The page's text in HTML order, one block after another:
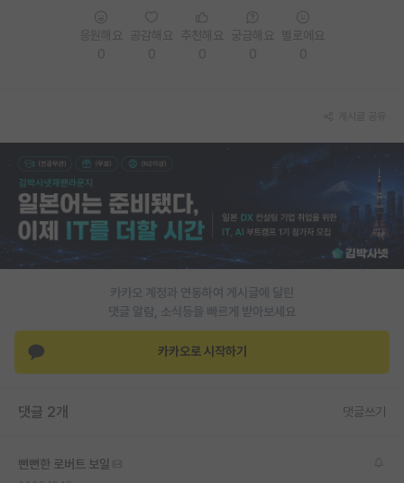
홍보 게시판
커리어
유학교육
이벤트
반도체 아카데미카카오 계정과 연동하여 게시글에 달린
댓글 알람, 소식등을 빠르게 받아보세요
카카오로 시작하기
댓글 2개 댓글쓰기
뻔뻔한 로버트 보일